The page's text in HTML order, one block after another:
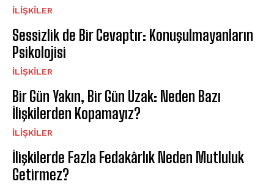
İLIŞKILER
Sessizlik de Bir Cevaptır: Konuşulmayanların
Psikolojisi
İLIŞKILER
Bir Gün Yakın, Bir Gün Uzak: Neden Bazı
İlişkilerden Kopamayız?
İLIŞKILER
İlişkilerde Fazla Fedakârlık Neden Mutluluk
Getirmez?